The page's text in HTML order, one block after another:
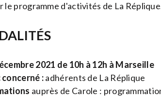
le programme d'activités de La
2021 de 10h à 12h à Marseille
concerné :adhérents de La Réplique
auprès de Carole :